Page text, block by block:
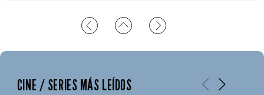
CINE / SERIES MÁS LEÍDOS